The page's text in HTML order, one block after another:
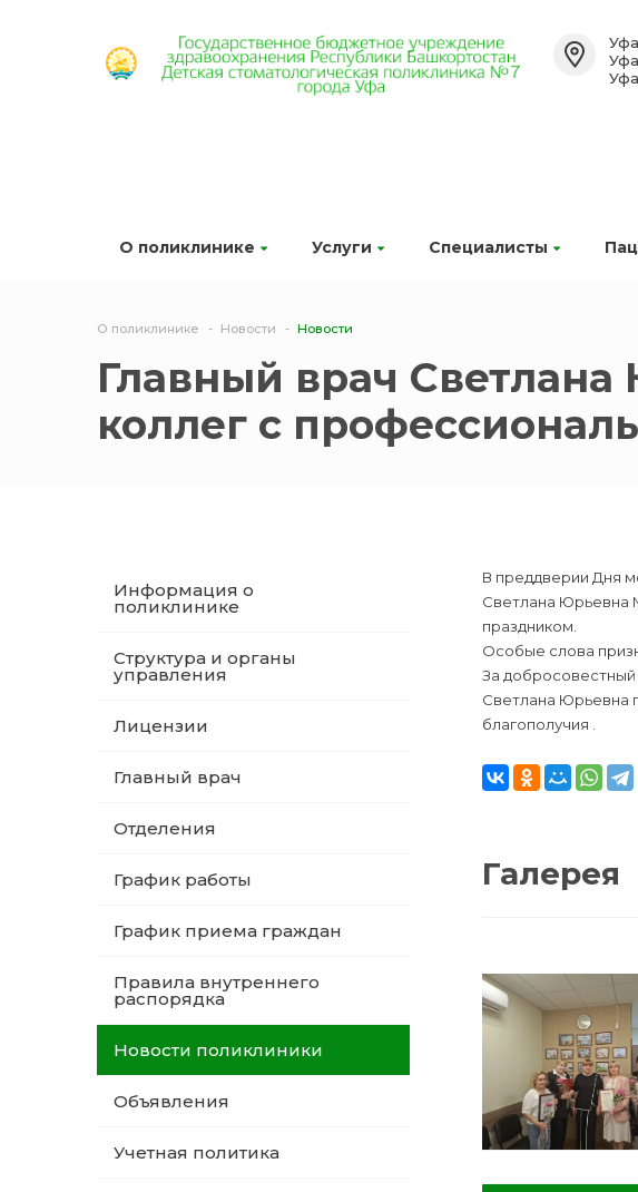
О поликлинике Услуги Специалисты
О поликлинике Новости Новости
Главный врач
коллег с
Информация о
поликлинике
Структура и органы
управления
Лицензии
Главный врач
Отделения
График работы
График приема граждан
Правила внутреннего
распорядка
Новости поликлиники
Объявления
Учетная политика
В преддверии Дня
Светлана Юрьевна
праздником.
Особые слова
За добросовестный
Светлана Юрьевна
благополучия .
Галерея